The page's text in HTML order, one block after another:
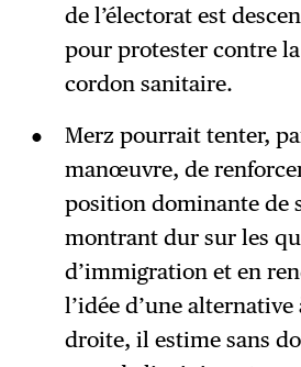
de l’électorat est
pour protester contre
cordon sanitaire.
Merz pourrait tenter,
manœuvre, de
position dominante de
montrant dur sur les
d’immigration et en
l’idée d’une alternative
droite, il estime sans